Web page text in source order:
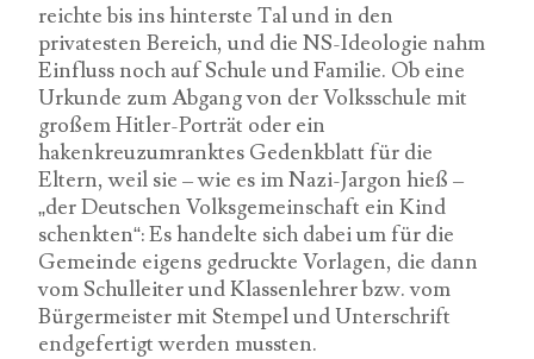
reichte bis ins hinterste Tal und in den
privatesten Bereich, und die NS-Ideologie nahm
Einfluss noch auf Schule und Familie. Ob eine
Urkunde zum Abgang von der Volksschule mit
großem Hitler-Porträt oder ein
hakenkreuzumranktes Gedenkblatt für die
Eltern, weil sie – wie es im Nazi-Jargon hieß –
„der Deutschen Volksgemeinschaft ein Kind
schenkten“: Es handelte sich dabei um für die
Gemeinde eigens gedruckte Vorlagen, die dann
vom Schulleiter und Klassenlehrer bzw. vom
Bürgermeister mit Stempel und Unterschrift
endgefertigt werden mussten.